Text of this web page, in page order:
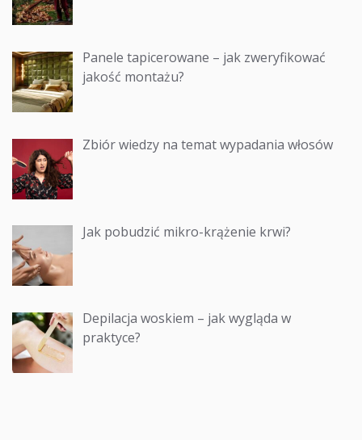
Panele tapicerowane – jak zweryfikować
jakość montażu?
Zbiór wiedzy na temat wypadania włosów
Jak pobudzić mikro-krążenie krwi?
Depilacja woskiem – jak wygląda w
praktyce?